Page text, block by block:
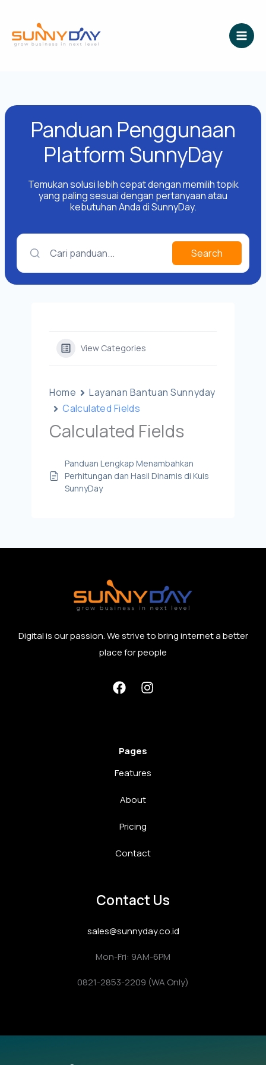
konten
Panduan Penggunaan
Platform SunnyDay
Temukan solusi lebih cepat dengan memilih topik
yang paling sesuai dengan pertanyaan atau
kebutuhan Anda di SunnyDay.
Cari panduan... Search
View Categories
Home
Layanan Bantuan Sunnyday
Calculated Fields
Calculated Fields
Panduan Lengkap Menambahkan
Perhitungan dan Hasil Dinamis di Kuis
SunnyDay
Digital is our passion. We strive to bring internet a better
place for people
Pages
Features
About
Pricing
Contact
Contact Us
sales@sunnyday.co.id
Mon-Fri: 9AM-6PM
0821-2853-2209 (WA Only)